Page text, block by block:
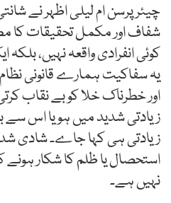
چیئرپرسن ام لیلی اظہر نے
شفاف اور مکمل تحقیقات کا
کوئی انفرادی واقعہ نہیں،
یہ سفاکیت ہمارے قانونی
اور خطرناک خلا کو بے نقاب
زیادتی شدید میں ہو یا اس سے
زیادتی ہی کہا جاے۔ شادی
استحصال یا ظلم کا شکار ہونے
نہیں ہے۔